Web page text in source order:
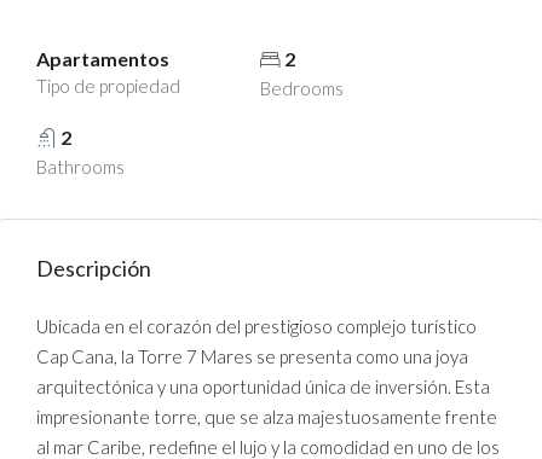
Apartamentos
Tipo de propiedad
2
Bedrooms
2
Bathrooms
Descripción
Ubicada en el corazón del prestigioso complejo turístico
Cap Cana, la Torre 7 Mares se presenta como una joya
arquitectónica y una oportunidad única de inversión. Esta
impresionante torre, que se alza majestuosamente frente
al mar Caribe, redefine el lujo y la comodidad en uno de los